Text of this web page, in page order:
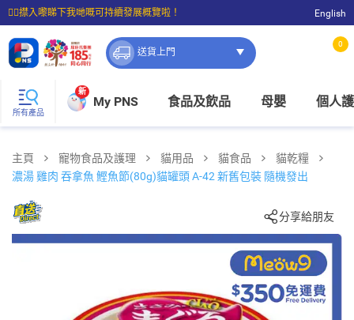
☝🏼㩒入嚟睇下我哋嘅可持續發展概覽啦！
⭐購物滿$399即享免費送貨；滿$100即可免費店取。
English
送貨上門
0
所有產品
新
My PNS 食品及飲品 母嬰 個人
主頁 寵物食品及護理 貓用品 貓食品
貓乾糧
濃湯 雞肉 吞拿魚 鰹魚節(80g)貓罐頭 A-42 新舊包裝 隨機發出
分享給朋友